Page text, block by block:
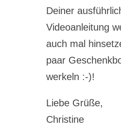
Deiner
Videoanleitung
auch mal
paar
werkeln :-)!
Liebe Grüße,
Christine